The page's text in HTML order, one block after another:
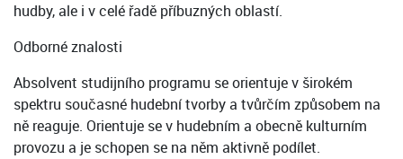
hudby, ale i v celé řadě příbuzných oblastí.
Odborné znalosti
Absolvent studijního programu se orientuje v širokém
spektru současné hudební tvorby a tvůrčím způsobem na
ně reaguje. Orientuje se v hudebním a obecně kulturním
provozu a je schopen se na něm aktivně podílet.